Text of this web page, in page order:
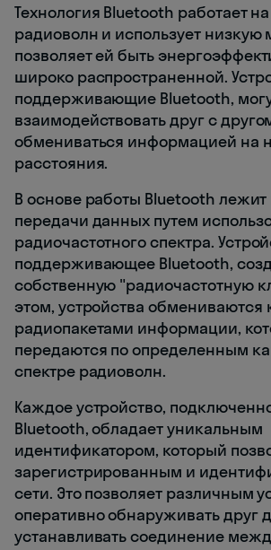
Технология Bluetooth работает
радиоволн и использует низкую
позволяет ей быть
широко распространенной.
поддерживающие Bluetooth,
взаимодействовать друг с
обмениваться информацией на
расстояния.
В основе работы Bluetooth
передачи данных путем
радиочастотного спектра.
поддерживающее Bluetooth,
собственную "радиочастотную
этом, устройства обмениваются
радиопакетами информации,
передаются по определенным
спектре радиоволн.
Каждое устройство,
Bluetooth, обладает уникальным
идентификатором, который
зарегистрированным и
сети. Это позволяет различным
оперативно обнаруживать друг
устанавливать соединение